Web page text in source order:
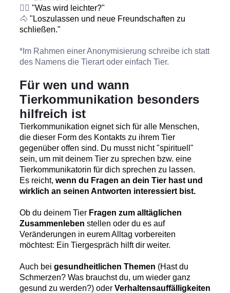
👱‍♀️ "Was wird leichter?"
🐴 "Loszulassen und neue Freundschaften zu
schließen."
*Im Rahmen einer Anonymisierung schreibe ich statt
des Namens die Tierart oder einfach Tier.
Für wen und wann
Tierkommunikation besonders
hilfreich ist
Tierkommunikation eignet sich für alle Menschen,
die dieser Form des Kontakts zu ihrem Tier
gegenüber offen sind. Du musst nicht "spirituell"
sein, um mit deinem Tier zu sprechen bzw. eine
Tierkommunikatorin für dich sprechen zu lassen.
Es reicht, wenn du Fragen an dein Tier hast und
wirklich an seinen Antworten interessiert bist.
Ob du deinem Tier Fragen zum alltäglichen
Zusammenleben stellen oder du es auf
Veränderungen in eurem Alltag vorbereiten
möchtest: Ein Tiergespräch hilft dir weiter.
Auch bei gesundheitlichen Themen (Hast du
Schmerzen? Was brauchst du, um wieder ganz
gesund zu werden?) oder Verhaltensauffälligkeiten